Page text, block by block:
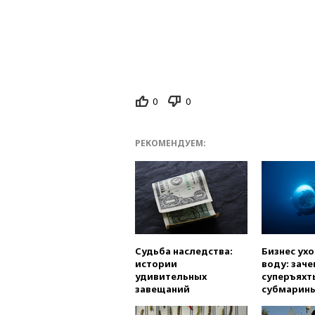
0 0
РЕКОМЕНДУЕМ:
Судьба наследства:
истории
удивительных
завещаний
Бизнес
воду: